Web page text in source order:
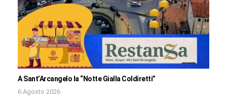
A Sant’Arcangelo la “Notte Gialla Coldiretti”
6 Agosto 2026